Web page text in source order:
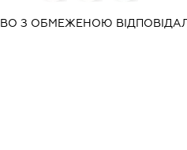
З ОБМЕЖЕНОЮ